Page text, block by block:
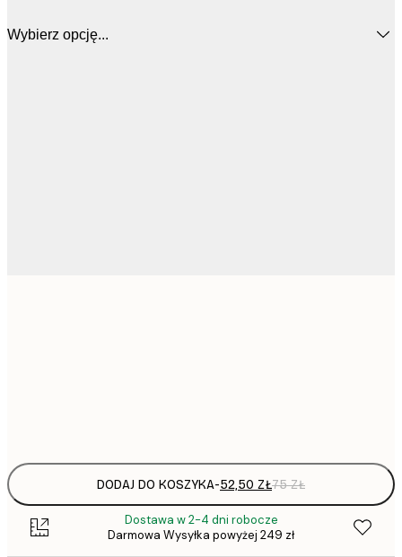
Wybierz opcję...
DODAJ DO KOSZYKA-52,50 ZŁ75 ZŁ
Dostawa w 2-4 dni robocze
Darmowa Wysyłka powyżej 249 zł